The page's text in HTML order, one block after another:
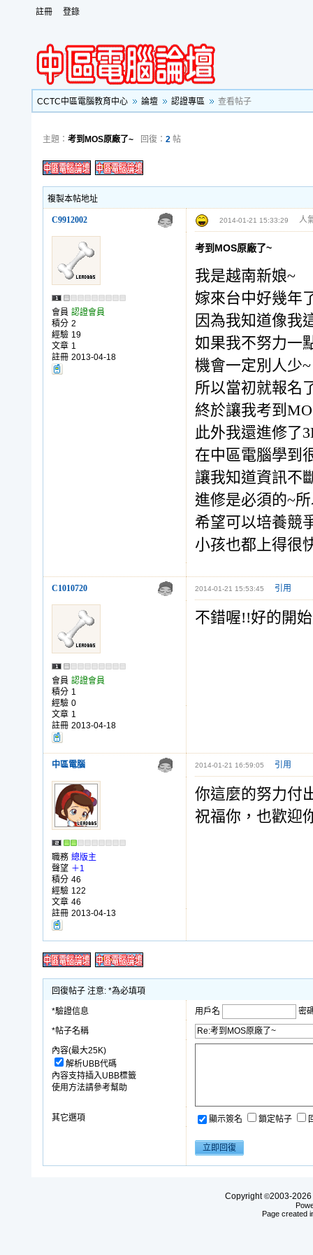
註冊 登錄
CCTC中區電腦教育中心 論壇 認證專區 查看帖子
主題： 考到MOS原廠了~ 回復： 2 帖
複製本帖地址
C9912002 2014-01-21 15:33:29 人
會員 認證會員
積分 2
經驗 19
文章 1
註冊 2013-04-18
考到MOS原廠了~
我是越南新娘~
嫁來台中好幾年
因為我知道像我
如果我不努力一
機會一定別人少~
所以當初就報名
終於讓我考到
此外我還進修了
在中區電腦學到
讓我知道資訊不
進修是必須的~
希望可以培養競
小孩也都上得很
C1010720 2014-01-21 15:53:45 引用
會員 認證會員
積分 1
經驗 0
文章 1
註冊 2013-04-18
不錯喔!!好的開
中區電腦 2014-01-21 16:59:05 引用
職務 總版主
聲望 ＋1
積分 46
經驗 122
文章 46
註冊 2013-04-13
你這麼的努力付
祝福你，也歡迎
回復帖子 注意: *為必填項
*驗證信息 用戶名
密
*帖子名稱
內容(最大25K)
解析UBB代碼
內容支持插入UBB標籤
使用方法請參考幫助
其它選項 顯示簽名 鎖定帖子
Copyright©2003-2026
Page created